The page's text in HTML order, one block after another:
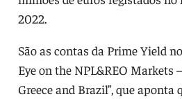
2022.
São as contas da Prime Yield
Eye on the NPL&REO Markets
Greece and Brazil”, que aponta